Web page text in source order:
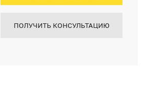
ПОЛУЧИТЬ КОНСУЛЬТАЦИЮ